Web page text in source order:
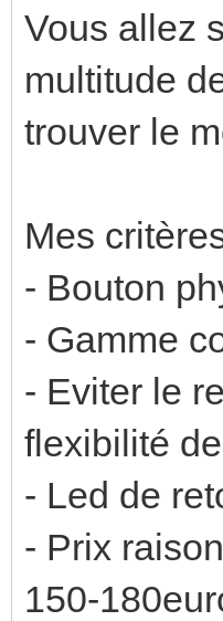
Vous allez
multitude
trouver le
Mes
- Bouton
- Gamme
- Eviter le
flexibilité
- Led de
- Prix
150-